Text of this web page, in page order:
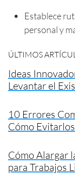
Establece
personal y
ÚLTIMOS
Ideas
Levantar el
10 Errores
Cómo
Cómo Alargar
para Trabajos